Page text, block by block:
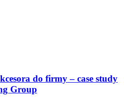
do firmy – case study
Group